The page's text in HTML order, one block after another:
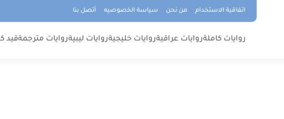
اتفاقية الاستخدام من نحن سياسة الخصوصيه أتصل بنا
روايات كاملةروايات عراقيةروايات خليجيةروايات ليبيةروايات مترجمةقيد